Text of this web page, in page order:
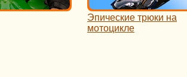
Эпические трюки на
мотоцикле